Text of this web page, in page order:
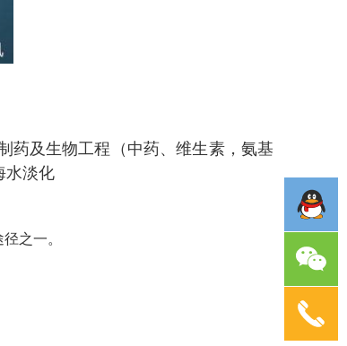
药及生物工程（中药、维生素，氨基
水淡化
之一。